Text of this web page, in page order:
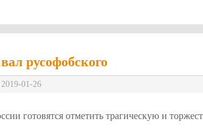
русофобского
2019-01-26
готовятся отметить трагическую и